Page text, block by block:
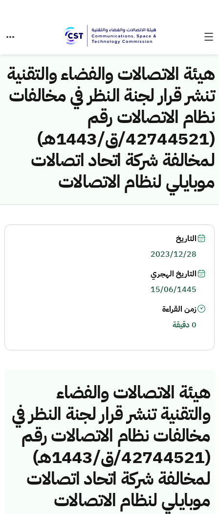
هيئة الاتصالات والفضاء والتقنية
تنشر قرار لجنة النظر في مخالفات
نظام الاتصالات رقم
(42744521/ق/1443هـ)
لمخالفة شركة اتحاد اتصالات
موبايلي لنظام الاتصالات
هيئة الاتصالات والفضاء
والتقنية تنشر قرار لجنة النظر في
مخالفات نظام الاتصالات رقم
(42744521/ق/1443هـ)
لمخالفة شركة اتحاد اتصالات
موبايلي لنظام الاتصالات
التاريخ
2023/12/28
التاريخ الهجري
15/06/1445
زمن القراءة
0 دقيقة